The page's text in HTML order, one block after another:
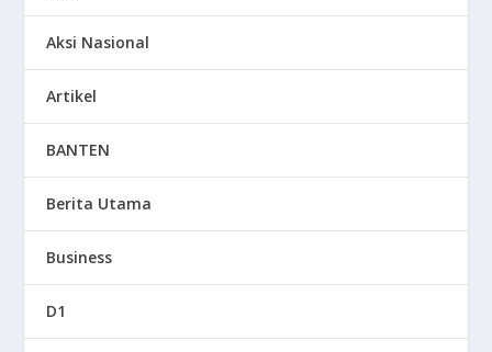
Aksi Nasional
Artikel
BANTEN
Berita Utama
Business
D1